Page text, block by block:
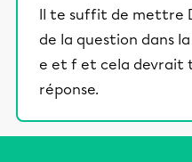
Il te suffit de mettre
de la question dans
e et f et cela devrait
réponse.